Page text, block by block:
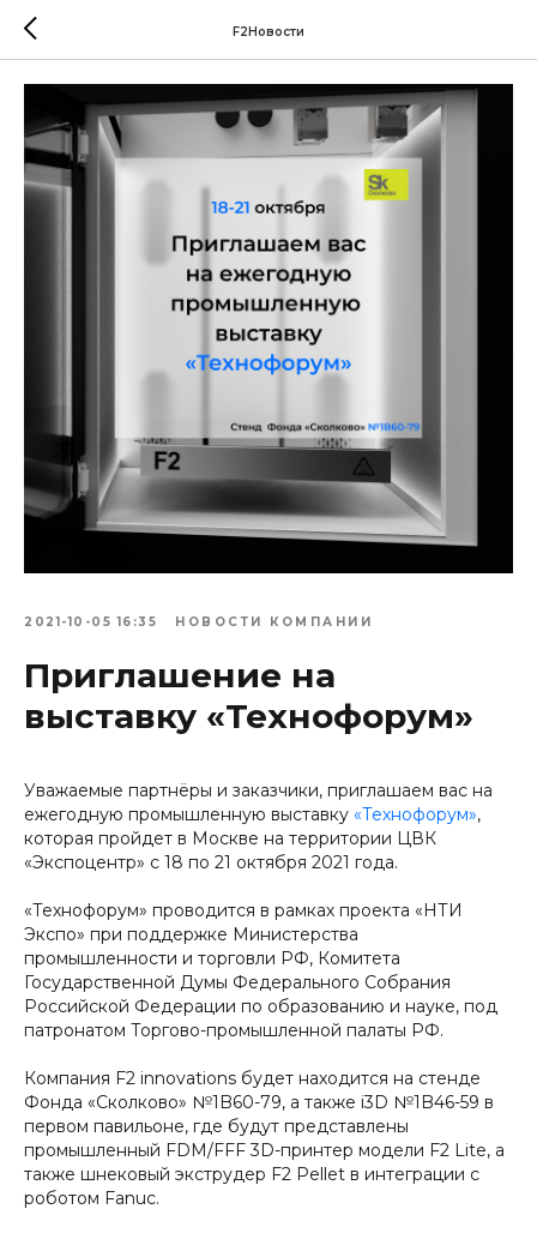
F2Новости
2021-10-05 16:35 НОВОСТИ КОМПАНИИ
Приглашение на
выставку «Технофорум»
Уважаемые партнёры и заказчики, приглашаем вас на
ежегодную промышленную выставку «Технофорум»,
которая пройдет в Москве на территории ЦВК
«Экспоцентр» с 18 по 21 октября 2021 года.
«Технофорум» проводится в рамках проекта «НТИ
Экспо» при поддержке Министерства
промышленности и торговли РФ, Комитета
Государственной Думы Федерального Собрания
Российской Федерации по образованию и науке, под
патронатом Торгово-промышленной палаты РФ.
Компания F2 innovations будет находится на стенде
Фонда «Сколково» №1B60-79, а также i3D №1B46-59 в
первом павильоне, где будут представлены
промышленный FDM/FFF 3D-принтер модели F2 Lite, а
также шнековый экструдер F2 Pellet в интеграции с
роботом Fanuc.